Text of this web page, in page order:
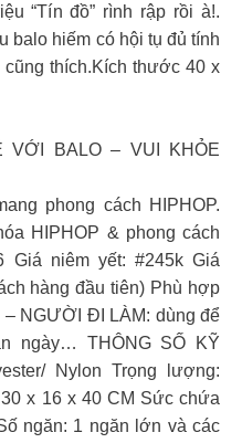
“Tín đồ” rình rập rồi à!.
balo hiếm có hội tụ đủ tính
thích.Kích thước 40 x
VỚI BALO – VUI KHỎE
phong cách HIPHOP.
HIPHOP & phong cách
Giá niêm yết: #245k Giá
hàng đầu tiên) Phù hợp
NGƯỜI ĐI LÀM: dùng để
ngày… THÔNG SỐ KỸ
Nylon Trọng lượng:
x 16 x 40 CM Sức chứa
ngăn: 1 ngăn lớn và các